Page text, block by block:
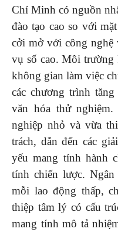
Chí Minh có nguồn
đào tạo cao so với
cởi mở với công nghệ
vụ số cao. Môi
không gian làm việc
các chương trình
văn hóa thử
nghiệp nhỏ và vừa
trách, dẫn đến các
yếu mang tính hành
tính chiến lược. Ngân
mỗi lao động thấp,
thiệp tâm lý có cấu
mang tính mô tả